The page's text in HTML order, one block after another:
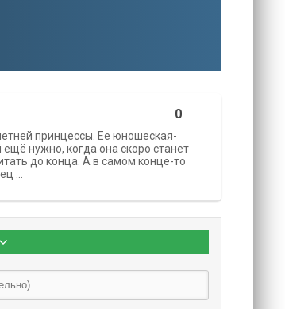
0
принцессы. Ее юношеская-
нужно, когда она скоро станет
до конца. А в самом конце-то
…